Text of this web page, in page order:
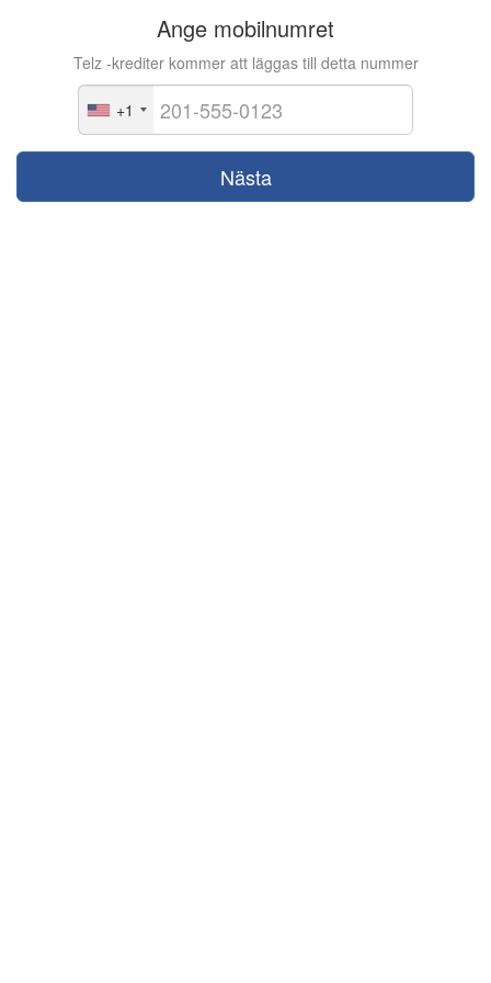
Ange mobilnumret
Telz -krediter kommer att läggas till detta nummer
+1
Nästa